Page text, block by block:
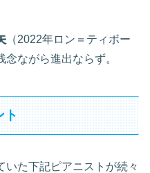
（2022年ロン＝ティボー
ながら進出ならず。
ト
いた下記ピアニストが続々